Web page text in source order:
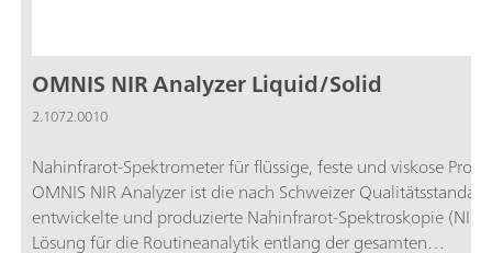
OMNIS NIR Analyzer Liquid/Solid
2.1072.0010
Nahinfrarot-Spektrometer für flüssige, feste und viskose
OMNIS NIR Analyzer ist die nach Schweizer
entwickelte und produzierte Nahinfrarot-Spektroskopie
Lösung für die Routineanalytik entlang der gesamten